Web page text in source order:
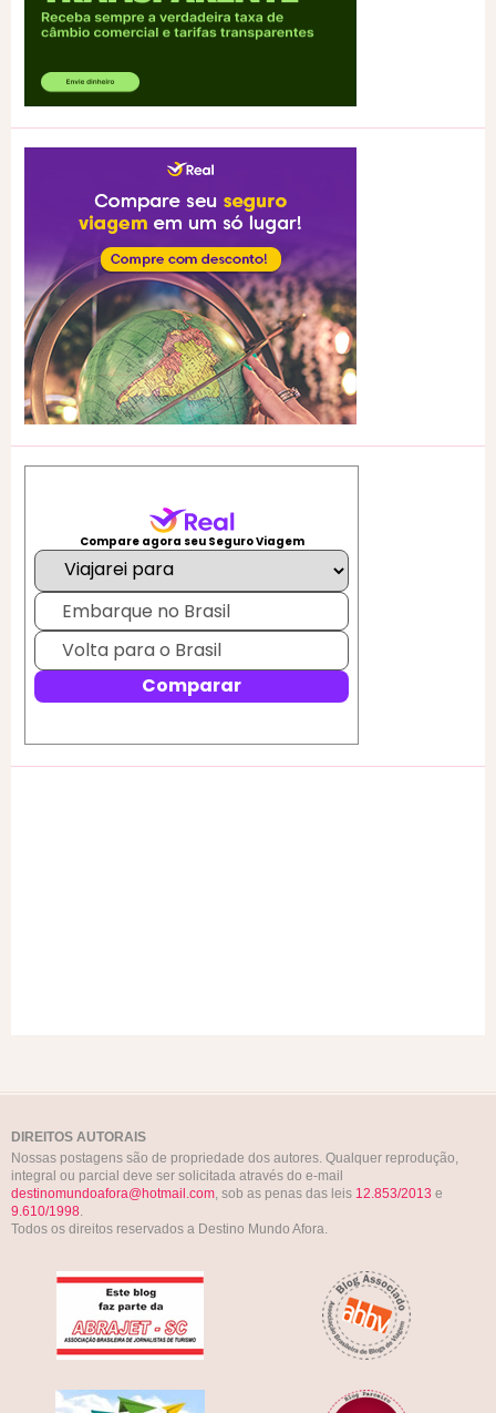
DIREITOS AUTORAIS
Nossas postagens são de propriedade dos autores. Qualquer reprodução,
integral ou parcial deve ser solicitada através do e-mail
destinomundoafora@hotmail.com, sob as penas das leis 12.853/2013 e
9.610/1998.
Todos os direitos reservados a Destino Mundo Afora.